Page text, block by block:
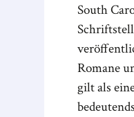
South
Romane
gilt als